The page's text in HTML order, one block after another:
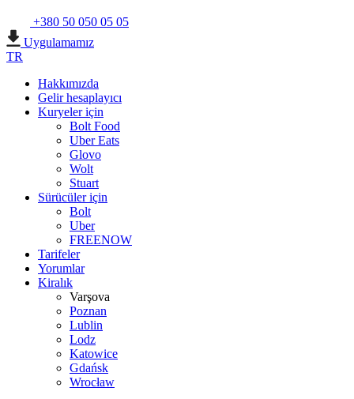
+380 50 050 05 05
Uygulamamız
TR
Hakkımızda
Gelir hesaplayıcı
Kuryeler için
Bolt Food
Uber Eats
Glovo
Wolt
Stuart
Sürücüler için
Bolt
Uber
FREENOW
Tarifeler
Yorumlar
Kiralık
Varşova
Poznan
Lublin
Lodz
Katowice
Gdańsk
Wrocław